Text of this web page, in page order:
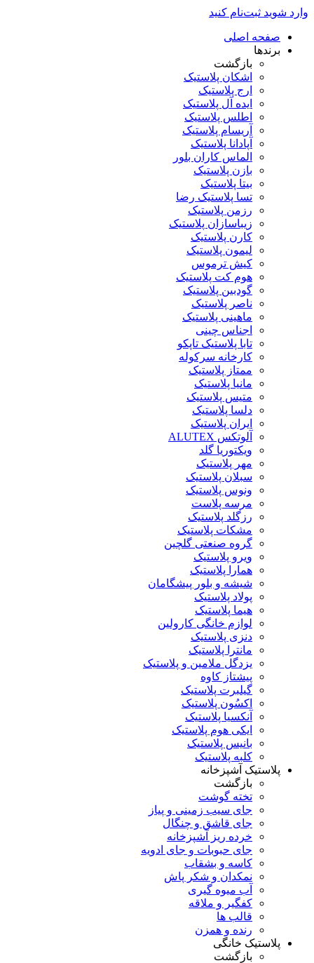
وارد شوید ثبت‌نام کنید
صفحه اصلی
برندها
بازگشت
اشکان پلاستیک
ارج پلاستیک
ایده آل پلاستیک
اطلس پلاستیک
آریسام پلاستیک
آپادانا پلاستیک
الماس کاران بلور
بازن پلاستیک
بیتا پلاستیک
تسا پلاستیک رضا
رزمن پلاستیک
زیباسازان پلاستیک
کارن پلاستیک
لیمون پلاستیک
کیش ترموس
هوم کت پلاستیک
گودبین پلاستیک
ناصر پلاستیک
ماهینی پلاستیک
اجناس چینی
تابا پلاستیک تاپکو
کارخانه سرکوله
ممتاز پلاستیک
مانیا پلاستیک
متیس پلاستیک
دلسا پلاستیک
ایران پلاستیک
آلوتکس ALUTEX
ویکتوریا گلد
مهر پلاستیک
سبلان پلاستیک
ونوس پلاستیک
مرسه پلاست
رزگلد پلاستیک
مشکات پلاستیک
گروه صنعتی گلچین
ویرو پلاستیک
همارا پلاستیک
شیشه و بلور پیشگامان
پولاد پلاستیک
هیما پلاستیک
لوازم خانگی کارولین
دنزی پلاستیک
مانترا پلاستیک
یزدگل ملامین و پلاستیک
پیشتاز کاوه
گیلبرت پلاستیک
اکسُون پلاستیک
آنکسیا پلاستیک
ایکی هوم پلاستیک
بانیس پلاستیک
کلبه پلاستیک
پلاستیک آشپزخانه
بازگشت
تخته گوشت
جای سیب زمینی و پیاز
جای قاشق و چنگال
خرده ریز آشپزخانه
جای حبوبات و جای ادویه
کاسه و بشقاب
نمکدان و شکر پاش
آب میوه گیری
کفگیر و ملاقه
قالب ها
رنده و همزن
پلاستیک خانگی
بازگشت